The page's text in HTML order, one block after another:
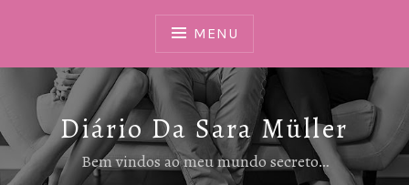
MENU
Diário Da Sara Müller
Bem vindos ao meu mundo secreto…